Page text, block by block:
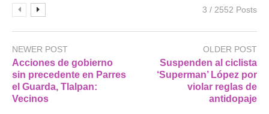
3 / 2552 Posts
NEWER POST
Acciones de gobierno
sin precedente en Parres
el Guarda, Tlalpan:
Vecinos
OLDER POST
Suspenden al ciclista
‘Superman’ López por
violar reglas de
antidopaje